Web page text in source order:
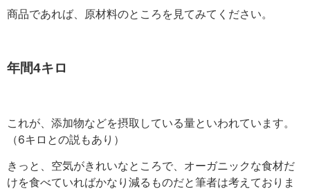
商品であれば、原材料のところを見てみてください。
年間4キロ
これが、添加物などを摂取している量といわれています。
（6キロとの説もあり）
きっと、空気がきれいなところで、オーガニックな食材だ
けを食べていればかなり減るものだと筆者は考えておりま